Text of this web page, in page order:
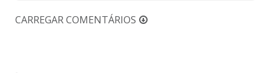
CARREGAR COMENTÁRIOS